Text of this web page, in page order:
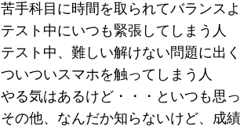
苦手科目に時間を取られてバランス
テスト中にいつも緊張してしまう人
テスト中、難しい解けない問題に出
ついついスマホを触ってしまう人
やる気はあるけど・・・といつも思
その他、なんだか知らないけど、成